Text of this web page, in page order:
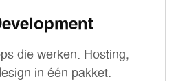
die werken. Hosting,
in één pakket.